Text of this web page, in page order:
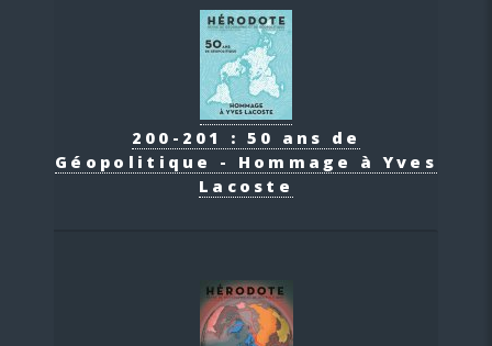
200-201 : 50 ans de
Géopolitique - Hommage à Yves
Lacoste